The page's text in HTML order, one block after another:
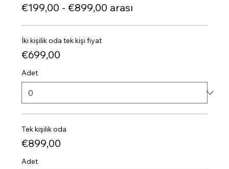
€199,00 - €899,00 arası
İki kişilik oda tek kişi fiyat
€699,00
Adet
Tek kişilik oda
€899,00
Adet